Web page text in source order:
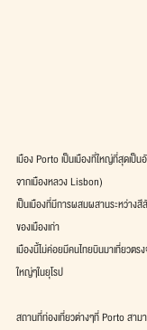
เมือง Porto เป็นเมืองที่ใหญ่ที่สุดเป็
จากเมืองหลวง Lisbon)
เป็นเมืองที่มีการผสมผสานระหว่างสี
ของเมืองเก่า
เมืองนี้ไม่ค่อยมีคนไทยบินมาเที่ยวตรง
ใหญ่ๆในยุโรป
สถานที่ท่องเที่ยวต่างๆที่ Porto สามา